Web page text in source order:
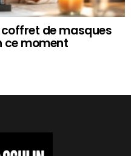
coffret de masques
ce moment